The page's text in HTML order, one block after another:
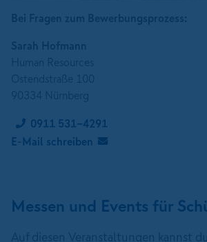
0911 531-4291
E-Mail schreiben
Messen und Events für